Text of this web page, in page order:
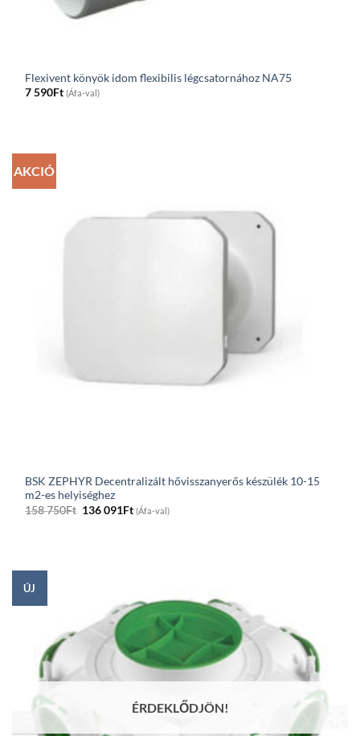
Flexivent könyök idom flexibilis légcsatornához NA75
7 590Ft (Áfa-val)
AKCIÓ
BSK ZEPHYR Decentralizált hővisszanyerős készülék 10-15
m2-es helyiséghez
158 750Ft Original
136 091FtCurrent
price
(Áfa-val)
ÚJ
ÉRDEKLŐDJÖN!